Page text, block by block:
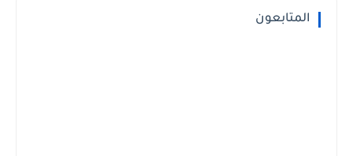
المتابعون